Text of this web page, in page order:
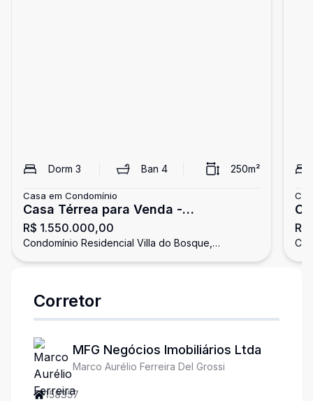
Dorm 3 Ban 4 250m²
Casa em Condomínio
Casa Térrea para Venda -
Condomínio Residencial Villa do
Bosque - Sorocaba/SP
R$ 1.550.000,00
Condomínio Residencial Villa do Bosque,
Corretor
MFG Negócios Imobiliários Ltda
Marco Aurélio Ferreira Del Grossi
158357